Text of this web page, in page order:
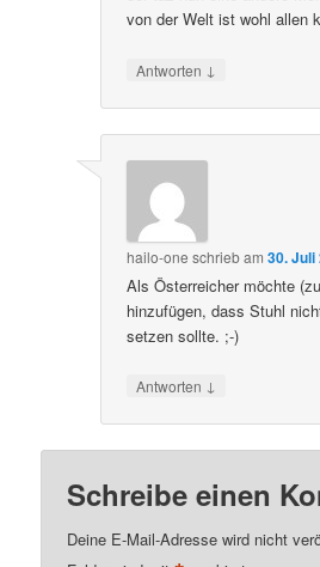
von der Welt ist wohl allen
Antworten ↓
hailo-one schriebam30. Juli
Als Österreicher möchte
hinzufügen, dass Stuhl
setzen sollte. ;-)
Antworten ↓
Schreibe einen
Deine E-Mail-Adresse wird nicht